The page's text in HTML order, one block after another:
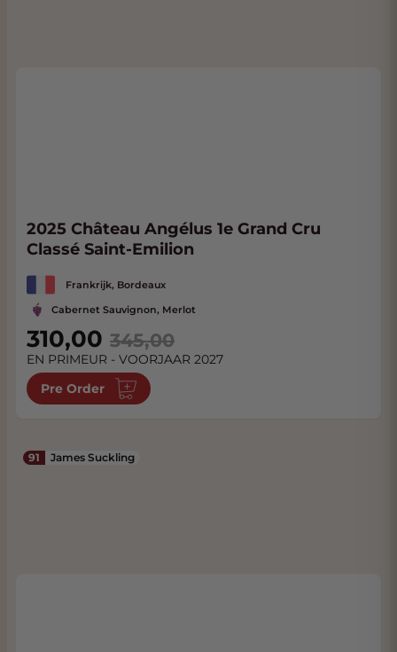
2025 Château Angélus 1e Grand Cru
Classé Saint-Emilion
Frankrijk, Bordeaux
Cabernet Sauvignon, Merlot
Special Price
310,00 345,00
EN PRIMEUR - VOORJAAR 2027
Pre Order
91 James Suckling